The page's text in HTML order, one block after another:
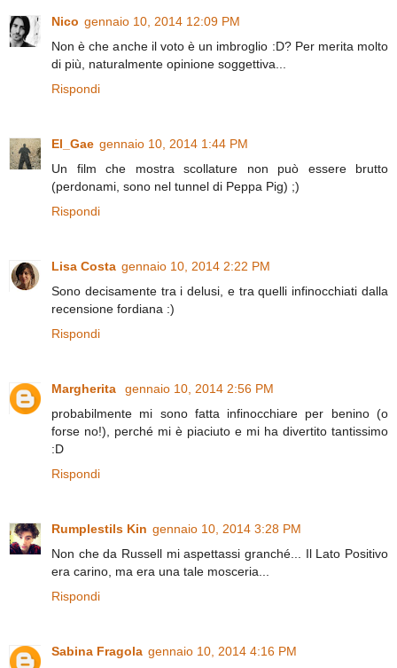
Nico gennaio 10, 2014 12:09 PM
Non è che anche il voto è un imbroglio :D? Per merita molto
di più, naturalmente opinione soggettiva...
Rispondi
El_Gae gennaio 10, 2014 1:44 PM
Un film che mostra scollature non può essere brutto
(perdonami, sono nel tunnel di Peppa Pig) ;)
Rispondi
Lisa Costa gennaio 10, 2014 2:22 PM
Sono decisamente tra i delusi, e tra quelli infinocchiati dalla
recensione fordiana :)
Rispondi
Margherita
gennaio 10, 2014 2:56 PM
probabilmente mi sono fatta infinocchiare per benino (o
forse no!), perché mi è piaciuto e mi ha divertito tantissimo
:D
Rispondi
Rumplestils Kin gennaio 10, 2014 3:28 PM
Non che da Russell mi aspettassi granché... Il Lato Positivo
era carino, ma era una tale mosceria...
Rispondi
Sabina Fragola gennaio 10, 2014 4:16 PM